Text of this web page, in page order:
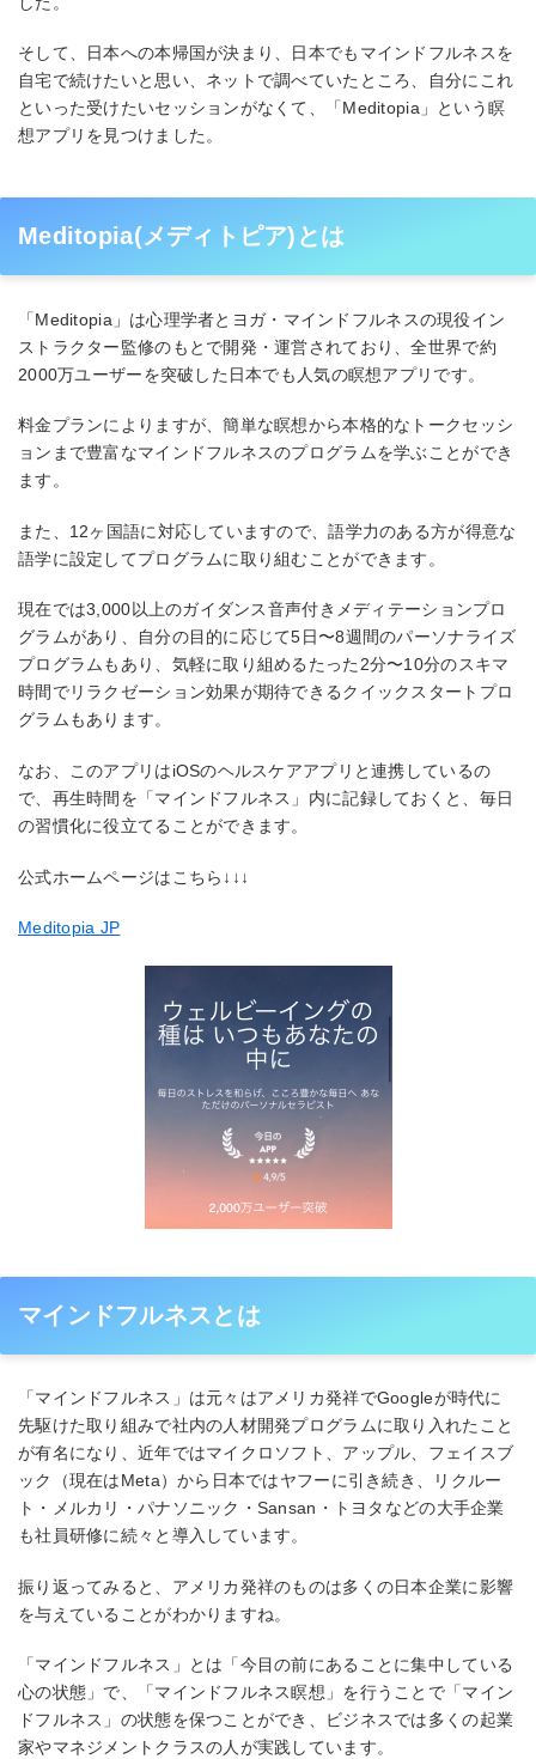
そして、日本への本帰国が決まり、日本でもマインドフルネスを
自宅で続けたいと思い、ネットで調べていたところ、自分にこれ
といった受けたいセッションがなくて、「Meditopia」という瞑
想アプリを見つけました。
Meditopia(メディトピア)とは
「Meditopia」は心理学者とヨガ・マインドフルネスの現役イン
ストラクター監修のもとで開発・運営されており、全世界で約
2000万ユーザーを突破した日本でも人気の瞑想アプリです。
料金プランによりますが、簡単な瞑想から本格的なトークセッシ
ョンまで豊富なマインドフルネスのプログラムを学ぶことができ
ます。
また、12ヶ国語に対応していますので、語学力のある方が得意な
語学に設定してプログラムに取り組むことができます。
現在では3,000以上のガイダンス音声付きメディテーションプロ
グラムがあり、自分の目的に応じて5日〜8週間のパーソナライズ
プログラムもあり、気軽に取り組めるたった2分〜10分のスキマ
時間でリラクゼーション効果が期待できるクイックスタートプロ
グラムもあります。
なお、このアプリはiOSのヘルスケアアプリと連携しているの
で、再生時間を「マインドフルネス」内に記録しておくと、毎日
の習慣化に役立てることができます。
公式ホームページはこちら↓↓↓
Meditopia JP
マインドフルネスとは
「マインドフルネス」は元々はアメリカ発祥でGoogleが時代に
先駆けた取り組みで社内の人材開発プログラムに取り入れたこと
が有名になり、近年ではマイクロソフト、アップル、フェイスブ
ック（現在はMeta）から日本ではヤフーに引き続き、リクルー
ト・メルカリ・パナソニック・Sansan・トヨタなどの大手企業
も社員研修に続々と導入しています。
振り返ってみると、アメリカ発祥のものは多くの日本企業に影響
を与えていることがわかりますね。
「マインドフルネス」とは「今目の前にあることに集中している
心の状態」で、「マインドフルネス瞑想」を行うことで「マイン
ドフルネス」の状態を保つことができ、ビジネスでは多くの起業
家やマネジメントクラスの人が実践しています。